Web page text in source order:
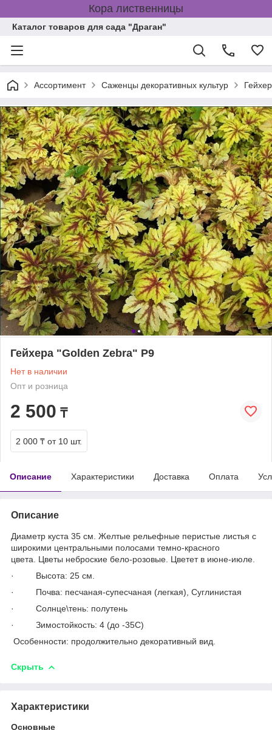
Кора лиственницы
Каталог товаров для сада "Драган"
Ассортимент Саженцы декоративных культур
Гейхера "Golden Zebra" Р9
Нет в наличии
Опт и розница
2 500 ₸
2 000 ₸ от 10 шт.
Описание Характеристики Доставка Оплата
Описание
Диаметр куста 35 см. Желтые рельефные перистые листья с
широкими центральными полосами темно-красного
цвета. Цветы неброские бело-розовые. Цветет в июне-июле.
· Высота: 25 см.
· Почва: песчаная-супесчаная (легкая), Суглинистая
· Солнце\тень: полутень
· Зимостойкость: 4 (до -35С)
Особенности: продолжительно декоративный вид.
Скрыть
Характеристики
Основные